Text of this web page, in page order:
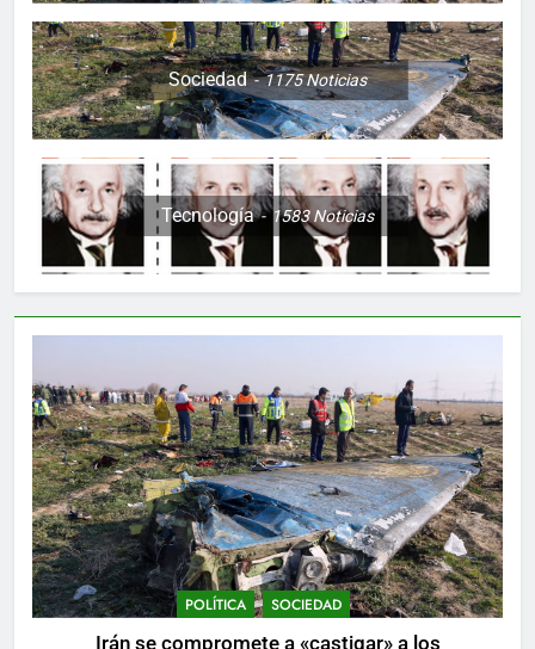
Sociedad 1175Noticias
Tecnología 1583Noticias
POLÍTICA SOCIEDAD
Irán se compromete a «castigar» a los